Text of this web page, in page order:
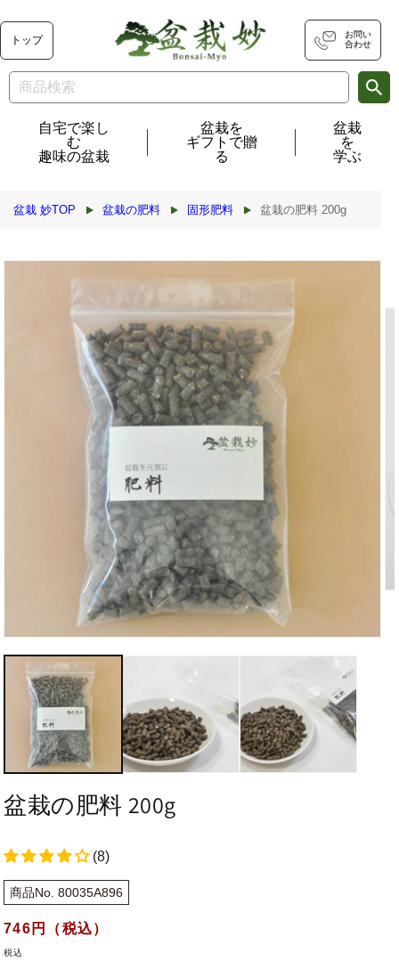
ンツに
進む
トップ
お問い
合わせ
自宅で楽し
む
趣味の盆栽
盆栽を
ギフトで贈
る
盆栽
を
学ぶ
盆栽 妙TOP 盆栽の肥料 固形肥料 盆栽の肥料 200g
商品情
盆栽の肥料 200g
(8)
商品No. 80035A896
通
常
746 円（税込）
税込